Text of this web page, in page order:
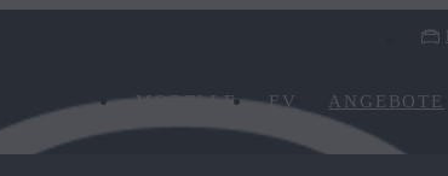
MODELLE EV ANGEBOTE